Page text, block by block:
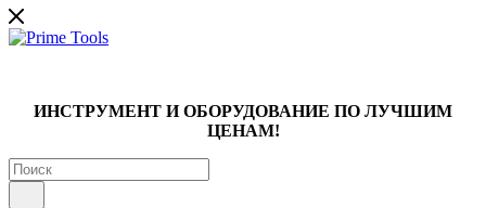
ИНСТРУМЕНТ И ОБОРУДОВАНИЕ ПО ЛУЧШИМ
ЦЕНАМ!